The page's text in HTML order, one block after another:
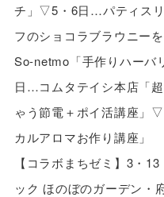
チ」▽5・6日…パティス
フのショコラブラウニー
So-netmo「手作りハー
日…コムタテイシ本店「
ゃう節電＋ポイ活講座」
カルアロマお作り講座」
【コラボまちゼミ】3・
ック ほのぼのガーデン・